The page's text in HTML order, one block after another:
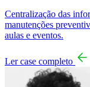
Centralização das
manutenções
aulas e eventos.
Ler case completo